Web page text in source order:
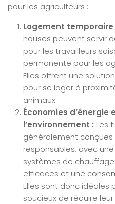
pour les agriculteurs :
Logement
houses peuvent servir
pour les travailleurs
permanente pour les
Elles offrent une
pour se loger à
animaux.
Économies d’énergie
l’environnement : Les
généralement
responsables, avec
systèmes de
efficaces et une
Elles sont donc idéales
soucieux de réduire